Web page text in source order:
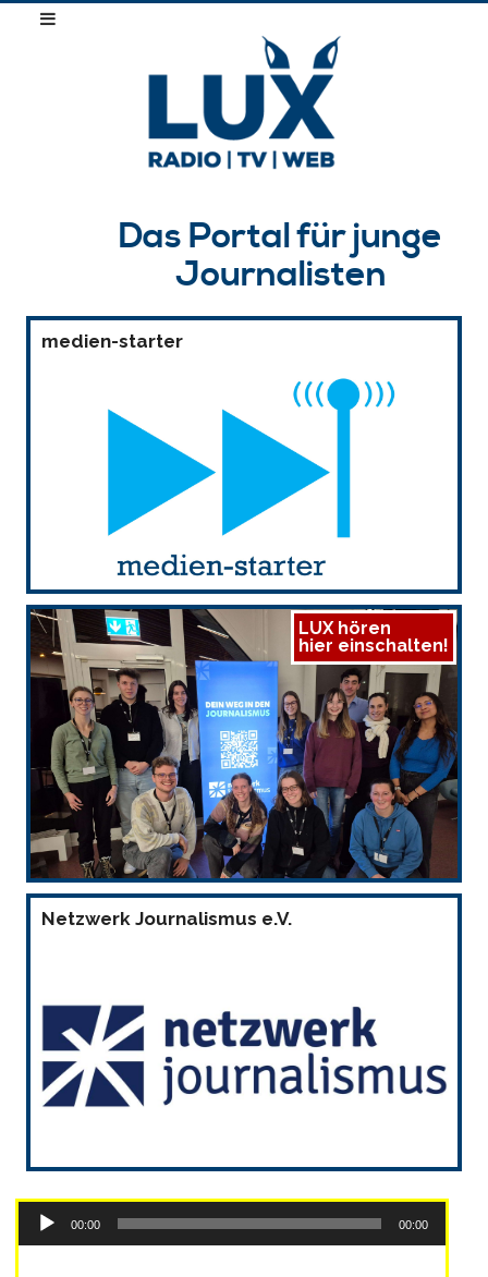
Das Portal für junge
Journalisten
medien-starter
LUX hören
hier einschalten!
Netzwerk Journalismus e.V.
Audio-
Player
00:00 00:00